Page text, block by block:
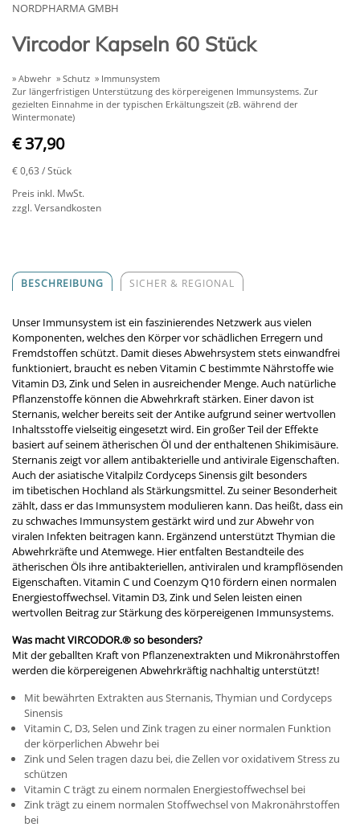
NORDPHARMA GMBH
Vircodor Kapseln 60 Stück
» Abwehr » Schutz » Immunsystem
Zur längerfristigen Unterstützung des körpereigenen Immunsystems. Zur
gezielten Einnahme in der typischen Erkältungszeit (zB. während der
Wintermonate)
€ 37,90
€ 0,63 / Stück
Preis inkl. MwSt.
zzgl. Versandkosten
BESCHREIBUNG SICHER & REGIONAL
Unser Immunsystem ist ein faszinierendes Netzwerk aus vielen
Komponenten, welches den Körper vor schädlichen Erregern und
Fremdstoffen schützt. Damit dieses Abwehrsystem stets einwandfrei
funktioniert, braucht es neben Vitamin C bestimmte Nährstoffe wie
Vitamin D3, Zink und Selen in ausreichender Menge. Auch natürliche
Pflanzenstoffe können die Abwehrkraft stärken. Einer davon ist
Sternanis, welcher bereits seit der Antike aufgrund seiner wertvollen
Inhaltsstoffe vielseitig eingesetzt wird. Ein großer Teil der Effekte
basiert auf seinem ätherischen Öl und der enthaltenen Shikimisäure.
Sternanis zeigt vor allem antibakterielle und antivirale Eigenschaften.
Auch der asiatische Vitalpilz Cordyceps Sinensis gilt besonders
im tibetischen Hochland als Stärkungsmittel. Zu seiner Besonderheit
zählt, dass er das Immunsystem modulieren kann. Das heißt, dass ein
zu schwaches Immunsystem gestärkt wird und zur Abwehr von
viralen Infekten beitragen kann. Ergänzend unterstützt Thymian die
Abwehrkräfte und Atemwege. Hier entfalten Bestandteile des
ätherischen Öls ihre antibakteriellen, antiviralen und krampflösenden
Eigenschaften. Vitamin C und Coenzym Q10 fördern einen normalen
Energiestoffwechsel. Vitamin D3, Zink und Selen leisten einen
wertvollen Beitrag zur Stärkung des körpereigenen Immunsystems.
Was macht VIRCODOR.® so besonders?
Mit der geballten Kraft von Pflanzenextrakten und Mikronährstoffen
werden die körpereigenen Abwehrkräftig nachhaltig unterstützt!
Mit bewährten Extrakten aus Sternanis, Thymian und Cordyceps
Sinensis
Vitamin C, D3, Selen und Zink tragen zu einer normalen Funktion
der körperlichen Abwehr bei
Zink und Selen tragen dazu bei, die Zellen vor oxidativem Stress zu
schützen
Vitamin C trägt zu einem normalen Energiestoffwechsel bei
Zink trägt zu einem normalen Stoffwechsel von Makronährstoffen
bei